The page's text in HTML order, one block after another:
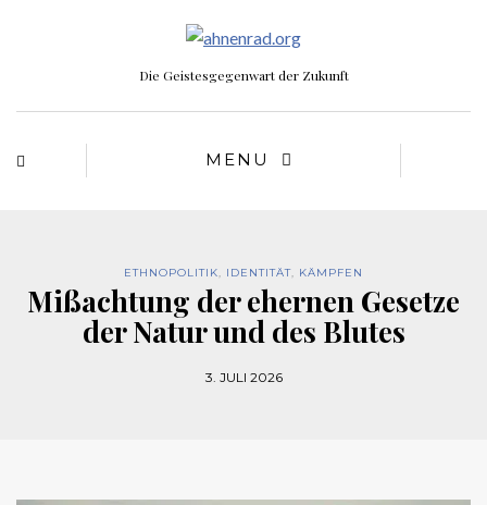
Die Geistesgegenwart der Zukunft
MENU
ETHNOPOLITIK, IDENTITÄT, KÄMPFEN
Mißachtung der ehernen Gesetze
der Natur und des Blutes
3. JULI 2026